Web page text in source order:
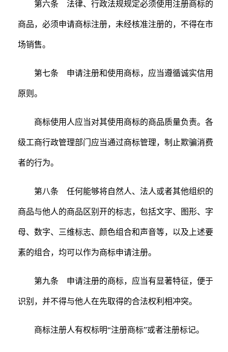
第六条 法律、行政法规规定必须使用注册商标的
商品，必须申请商标注册，未经核准注册的，不得在市
场销售。
第七条 申请注册和使用商标，应当遵循诚实信用
原则。
商标使用人应当对其使用商标的商品质量负责。各
级工商行政管理部门应当通过商标管理，制止欺骗消费
者的行为。
第八条 任何能够将自然人、法人或者其他组织的
商品与他人的商品区别开的标志，包括文字、图形、字
母、数字、三维标志、颜色组合和声音等，以及上述要
素的组合，均可以作为商标申请注册。
第九条 申请注册的商标，应当有显著特征，便于
识别，并不得与他人在先取得的合法权利相冲突。
商标注册人有权标明“注册商标”或者注册标记。